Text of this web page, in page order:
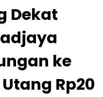
Dekat
ke
Rp20